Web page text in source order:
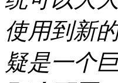
使用到新
疑是一个